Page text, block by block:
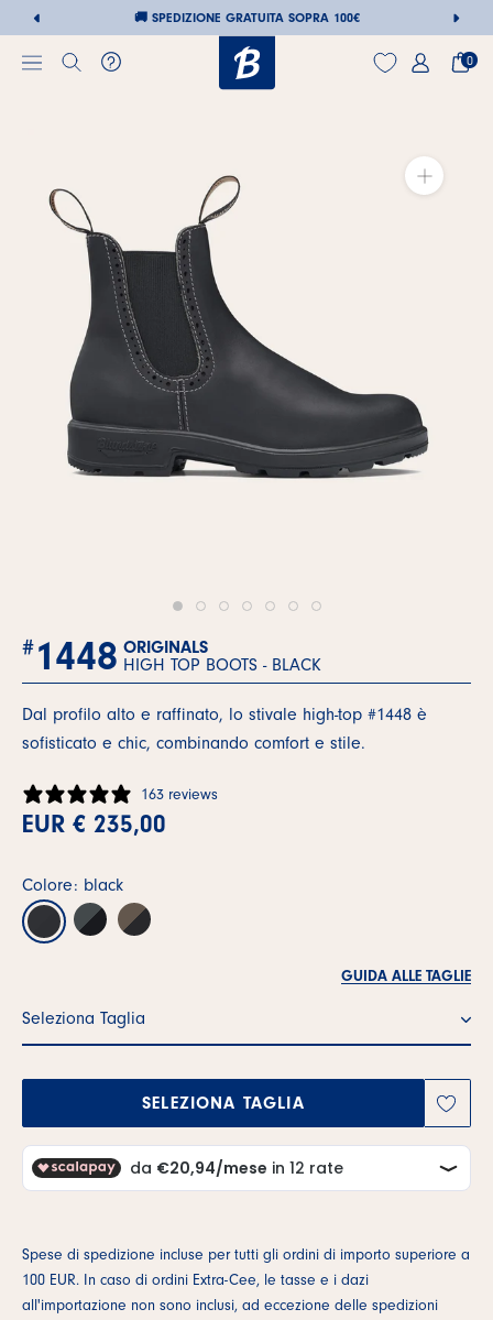
🚚 SPEDIZIONE GRATUITA SOPRA 100€
0
#1448 ORIGINALS
HIGH TOP BOOTS - BLACK
Dal profilo alto e raffinato, lo stivale high-top #1448 è
sofisticato e chic, combinando comfort e stile.
163 reviews
EUR € 235,00
Colore: black
GUIDA ALLE TAGLIE
Seleziona Taglia
SELEZIONA TAGLIA
Spese di spedizione incluse per tutti gli ordini di importo superiore a
100 EUR. In caso di ordini Extra-Cee, le tasse e i dazi
all'importazione non sono inclusi, ad eccezione delle spedizioni